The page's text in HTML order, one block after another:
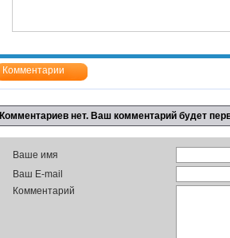
Комментарии
Комментариев нет. Ваш комментарий будет
Ваше имя
Ваш E-mail
Комментарий